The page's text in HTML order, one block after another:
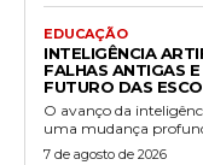
EDUCAÇÃO
INTELIGÊNCIA
FALHAS ANTIGAS
FUTURO DAS
O avanço da
uma mudança
7 de agosto de 2026